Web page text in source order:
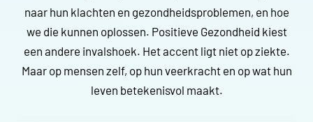
naar hun klachten en gezondheidsproblemen, en hoe
we die kunnen oplossen. Positieve Gezondheid kiest
een andere invalshoek. Het accent ligt niet op ziekte.
Maar op mensen zelf, op hun veerkracht en op wat hun
leven betekenisvol maakt.